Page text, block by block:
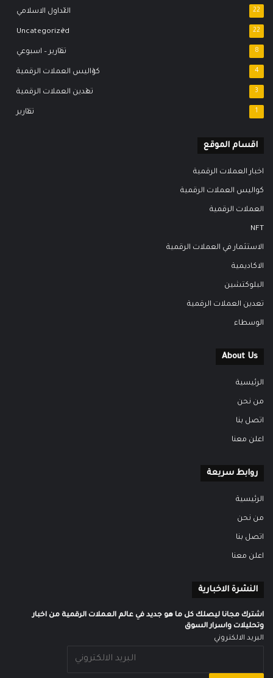
التداول الاسلامي 22
Uncategorized 22
تقارير – اسبوعي 8
كواليس العملات الرقمية 4
تعدين العملات الرقمية 3
تقارير 1
اقسام الموقع
اخبار العملات الرقمية
كواليس العملات الرقمية
العملات الرقمية
NFT
الاستثمار في العملات الرقمية
الاكاديمية
البلوكتشين
تعدين العملات الرقمية
الوسطاء
About Us
الرئيسية
من نحن
اتصل بنا
اعلن معنا
روابط سريعة
الرئيسية
من نحن
اتصل بنا
اعلن معنا
النشرة الاخبارية
اشترك مجانا ليصلك كل ما هو جديد في عالم العملات الرقمية من اخبار
وتحليلات واسرار السوق
البريد الالكتروني